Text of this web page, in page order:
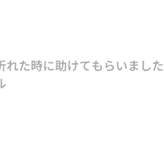
れた時に助けてもらいました